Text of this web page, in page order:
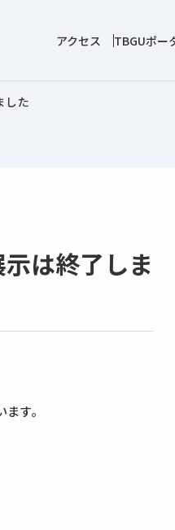
アクセス TBGUポー
した
は終了しま
す。